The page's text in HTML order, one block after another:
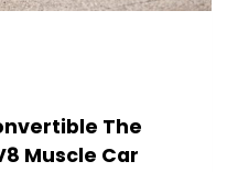
The
Muscle Car